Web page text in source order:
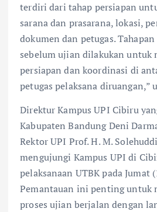
terdiri dari tahap persiapan
sarana dan prasarana, lokasi,
dokumen dan petugas.
sebelum ujian dilakukan untuk
persiapan dan koordinasi di
petugas pelaksana diruangan,”
Direktur Kampus UPI Cibiru
Kabupaten Bandung Deni
Rektor UPI Prof. H. M.
mengujungi Kampus UPI di
pelaksanaan UTBK pada Jumat
Pemantauan ini penting untuk
proses ujian berjalan dengan